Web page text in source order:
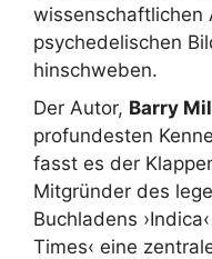
wissenschaftlichen
psychedelischen
hinschweben.
Der Autor, Barry
profundesten
fasst es der
Mitgründer des
Buchladens
Times‹ eine